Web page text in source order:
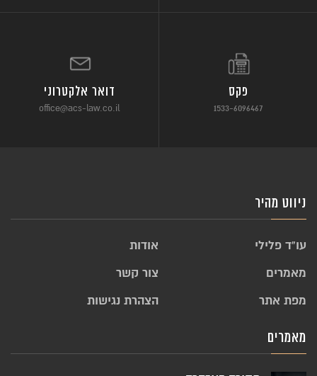
פקס
1533-6096467
דואר אלקטרוני
office@acs-law.co.il
ניווט מהיר
עו”ד פלילי
אודות
מאמרים
צור קשר
מפת אתר
הצהרת נגישות
מאמרים